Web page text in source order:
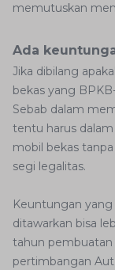
memutuskan
Ada
Jika dibilang
bekas yang
Sebab dalam
tentu harus
mobil bekas
segi legalitas.
Keuntungan
ditawarkan bisa
tahun pembuatan
pertimbangan